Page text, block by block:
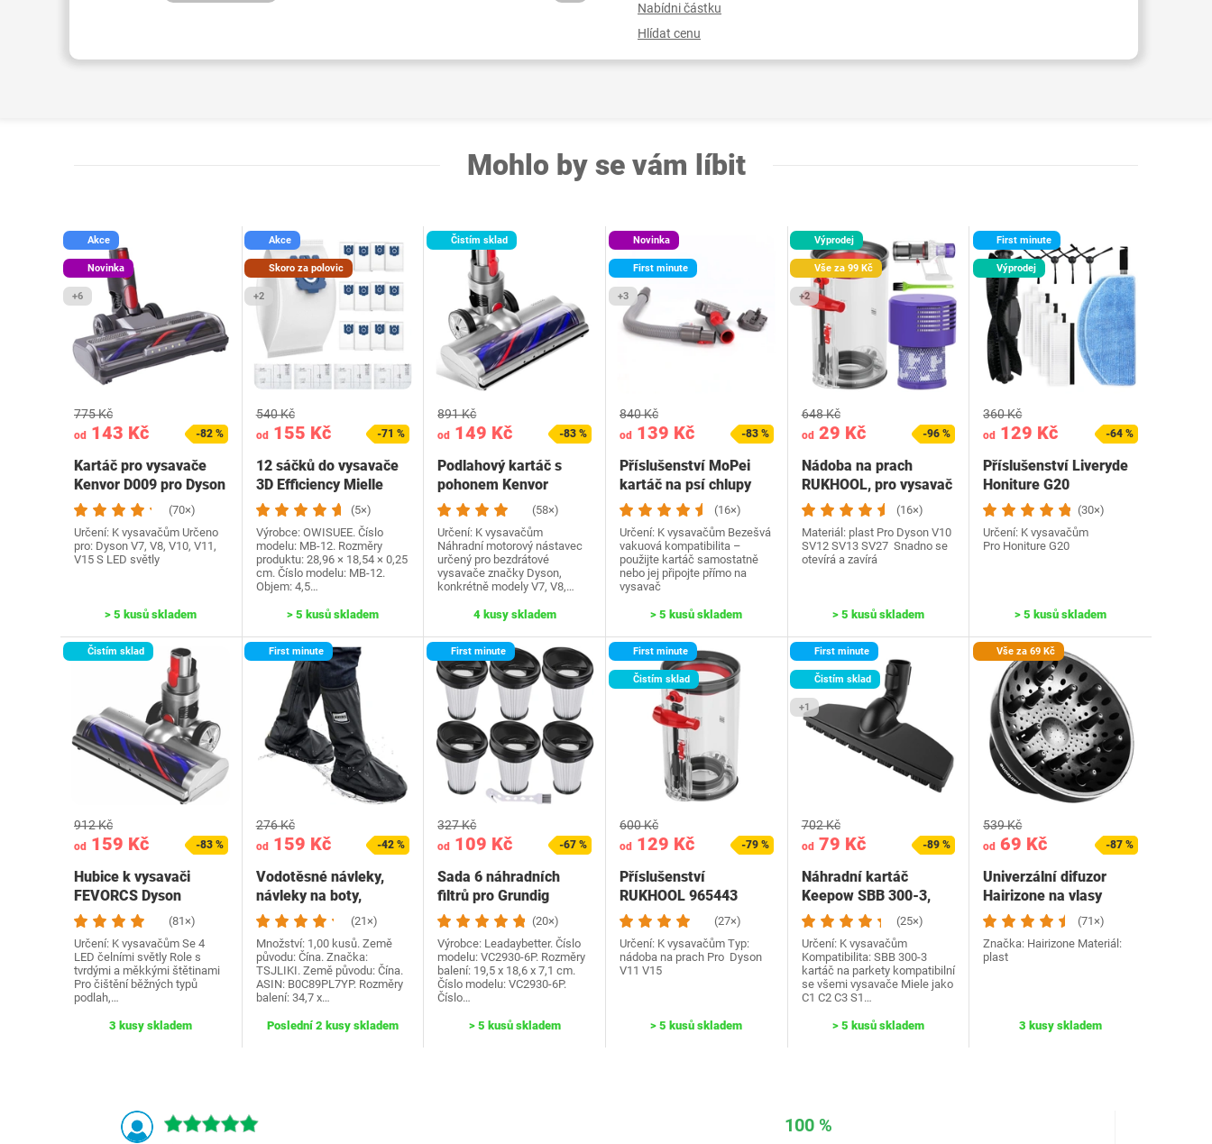
Nabídni částku
Hlídat cenu
Mohlo by se vám líbit
Akce
Novinka
+6
od 143 Kč
775 Kč
-82 %
Kartáč pro vysavače
Kenvor D009 pro Dyson
(70×)
Určení: K vysavačům Určeno
pro: Dyson V7, V8, V10, V11,
V15 S LED světly
> 5 kusů skladem
Akce
Skoro za polovic
+2
od155 Kč
540 Kč
-71 %
12 sáčků do vysavače
3D Efficiency Mielle
(5×)
Výrobce: ‎OWISUEE. Číslo
modelu: MB-12. Rozměry
produktu: ‎28,96 × 18,54 × 0,25
cm. Číslo modelu: MB-12.
Objem: 4,5…
> 5 kusů skladem
Čistím sklad
od 149 Kč
891 Kč
-83 %
Podlahový kartáč s
pohonem Kenvor
D950-1
(58×)
Určení: K vysavačům
Náhradní motorový nástavec
určený pro bezdrátové
vysavače značky Dyson,
konkrétně modely V7, V8,…
4 kusy skladem
Novinka
First minute
+3
od139 Kč
840 Kč
-83 %
Příslušenství MoPei
kartáč na psí chlupy
(16×)
Určení: K vysavačům Bezešvá
vakuová kompatibilita –
použijte kartáč samostatně
nebo jej připojte přímo na
vysavač
> 5 kusů skladem
Výprodej
Vše za 99 Kč
+2
od29 Kč
648 Kč
-96 %
Nádoba na prach
RUKHOOL, pro vysavač
(16×)
Materiál: plast Pro Dyson V10
SV12 SV13 SV27 Snadno se
otevírá a zavírá
> 5 kusů skladem
First minute
Výprodej
od 129 Kč
360 Kč
-64 %
Příslušenství Liveryde
Honiture G20
(30×)
Určení: K vysavačům
Pro Honiture G20
> 5 kusů skladem
Čistím sklad
od 159 Kč
912 Kč
-83 %
Hubice k vysavači
FEVORCS Dyson
(81×)
Určení: K vysavačům Se 4
LED čelními světly Role s
tvrdými a měkkými štětinami
Pro čištění běžných typů
podlah,…
3 kusy skladem
First minute
od159 Kč
276 Kč
-42 %
Vodotěsné návleky,
návleky na boty,
opakovaně použitelné
a…
(21×)
Množství: 1,00 kusů. Země
původu: Čína. Značka:
TSJLIKI. Země původu: Čína.
ASIN: B0C89PL7YP. Rozměry
balení: 34,7 x…
Poslední 2 kusy skladem
First minute
od 109 Kč
327 Kč
-67 %
Sada 6 náhradních
filtrů pro Grundig
VCH9829 VCH9832…
(20×)
Výrobce: Leadaybetter. Číslo
modelu: VC2930-6P. Rozměry
balení: 19,5 x 18,6 x 7,1 cm.
Číslo modelu: VC2930-6P.
Číslo…
> 5 kusů skladem
First minute
Čistím sklad
od129 Kč
600 Kč
-79 %
Příslušenství
RUKHOOL 965443
nádoba na prach(27×)
Určení: K vysavačům Typ:
nádoba na prach Pro Dyson
V11 V15
> 5 kusů skladem
First minute
Čistím sklad
+1
od79 Kč
702 Kč
-89 %
Náhradní kartáč
Keepow SBB 300-3,
Mielle
(25×)
Určení: K vysavačům
Kompatibilita: SBB 300-3
kartáč na parkety kompatibilní
se všemi vysavače Miele jako
C1 C2 C3 S1…
> 5 kusů skladem
Vše za 69 Kč
od 69 Kč
539 Kč
-87 %
Univerzální difuzor
Hairizone na vlasy
(71×)
Značka: Hairizone Materiál:
plast
3 kusy skladem
100 %